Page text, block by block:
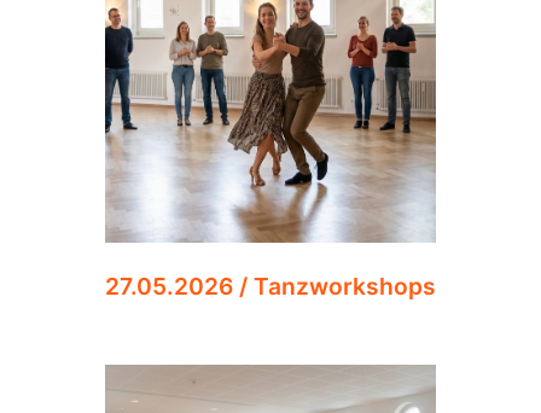
27.05.2026 / Tanzworkshops